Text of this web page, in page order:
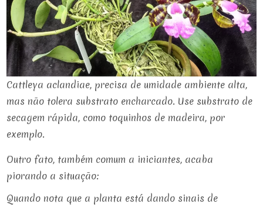
Cattleya aclandiae, precisa de umidade ambiente alta,
mas não tolera substrato encharcado. Use substrato de
secagem rápida, como toquinhos de madeira, por
exemplo.
Outro fato, também comum a iniciantes, acaba
piorando a situação:
Quando nota que a planta está dando sinais de